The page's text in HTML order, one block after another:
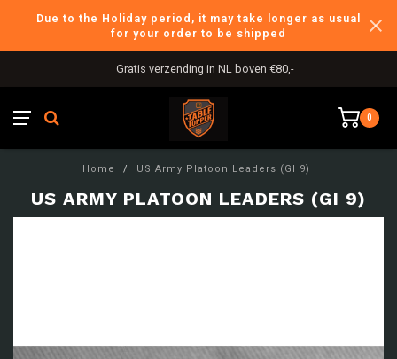
Due to the Holiday period, it may take longer as usual
for your order to be shipped
Gratis verzending in NL boven €80,-
0
Home / US Army Platoon Leaders (GI 9)
US ARMY PLATOON LEADERS (GI 9)